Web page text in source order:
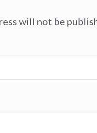
will not be